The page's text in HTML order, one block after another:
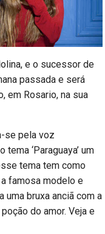
e o sucessor de
passada e será
em Rosario, na sua
se pela voz
‘Paraguaya’ um
tema tem como
famosa modelo e
uma bruxa anciã com a
do amor. Veja e